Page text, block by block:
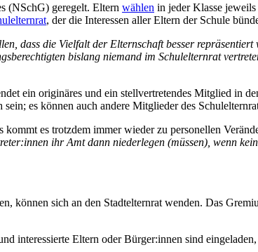
(NSchG) geregelt. Eltern wählen in jeder Klasse
, der die Interessen aller Eltern der Schule
dass die Vielfalt der Elternschaft besser
bislang niemand im Schulelternrat
ein originäres und ein stellvertretendes Mitglied in
es können auch andere Mitglieder des
es trotzdem immer wieder zu personellen
ihr Amt dann niederlegen (müssen), wenn
können sich an den Stadtelternrat wenden. Das
interessierte Eltern oder Bürger:innen sind